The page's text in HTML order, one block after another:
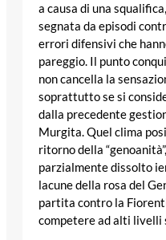
a causa di una
segnata da episodi
errori difensivi che
pareggio. Il punto
non cancella la
soprattutto se si
dalla precedente
Murgita. Quel clima
ritorno della
parzialmente dissolto
lacune della rosa del
partita contro la
competere ad alti livelli